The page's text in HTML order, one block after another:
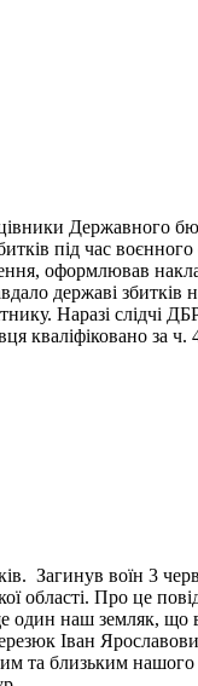
Державного
під час
оформлював
державі
Наразі слідчі
кваліфіковано за
Загинув воїн 3
області. Про це
наш земляк, що
Іван
та близьким